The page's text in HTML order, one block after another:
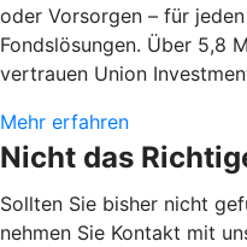
oder Vorsorgen – für
Fondslösungen. Über 5,8
vertrauen Union
Mehr erfahren
Nicht das
Sollten Sie bisher nicht
nehmen Sie Kontakt mit